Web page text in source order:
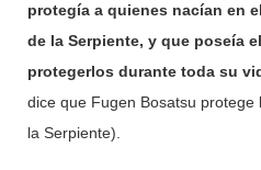
protegía a quienes nacían en
de la Serpiente, y que poseía
protegerlos durante toda su
dice que Fugen Bosatsu
la Serpiente).